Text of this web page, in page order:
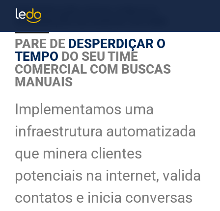
Automação de Prospecção Ativa em Massa com IA
PROSPECÇÃO ATIVA COM IA E
MINERAÇÃO DE DADOS VIA N8N
PARE DE DESPERDIÇAR O
TEMPO DO SEU TIME
COMERCIAL COM BUSCAS
MANUAIS
Implementamos uma
infraestrutura automatizada
que minera clientes
potenciais na internet, valida
contatos e inicia conversas